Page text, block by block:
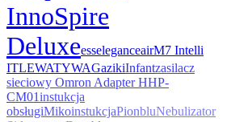
InnoSpire
DeluxeesseleganceairM7 Intelli
ITLEWATYWAGazikiInfantzasilacz
sieciowy Omron Adapter HHP-
CM01instukcja
obsługiMikoinstukcjaPionbluNebulizator